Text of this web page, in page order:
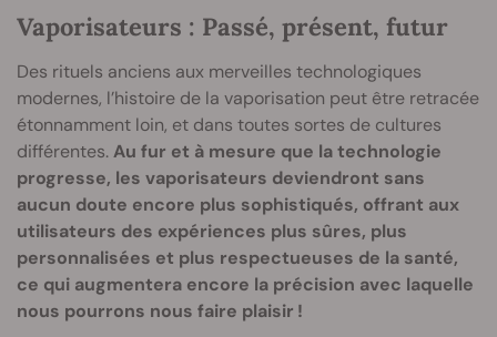
Vaporisateurs : Passé, présent, futur
Des rituels anciens aux merveilles technologiques
modernes, l’histoire de la vaporisation peut être retracée
étonnamment loin, et dans toutes sortes de cultures
différentes.Au fur et à mesure que la technologie
progresse, les vaporisateurs deviendront sans
aucun doute encore plus sophistiqués, offrant aux
utilisateurs des expériences plus sûres, plus
personnalisées et plus respectueuses de la santé,
ce qui augmentera encore la précision avec laquelle
nous pourrons nous faire plaisir !